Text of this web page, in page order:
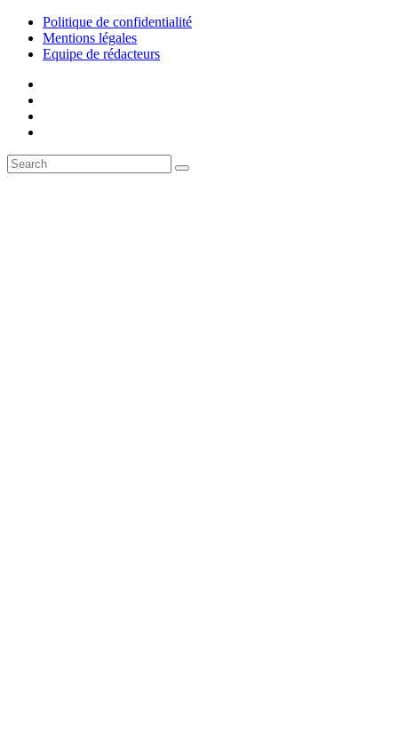
Politique de confidentialité
Mentions légales
Equipe de rédacteurs